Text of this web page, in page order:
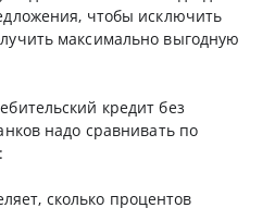
чтобы исключить
максимально выгодную
кредит без
надо сравнивать по
сколько процентов